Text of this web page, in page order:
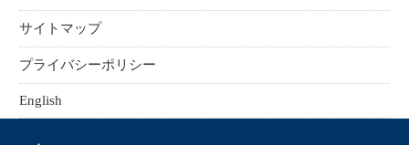
サイトマップ
プライバシーポリシー
English